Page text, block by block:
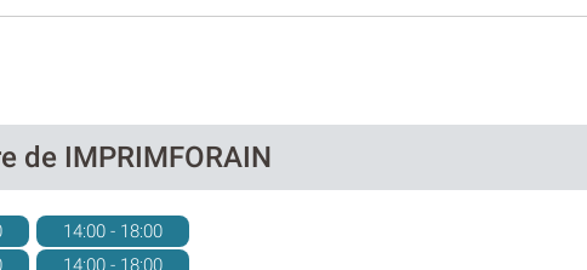
de IMPRIMFORAIN
14:00 - 18:00
14:00 - 18:00